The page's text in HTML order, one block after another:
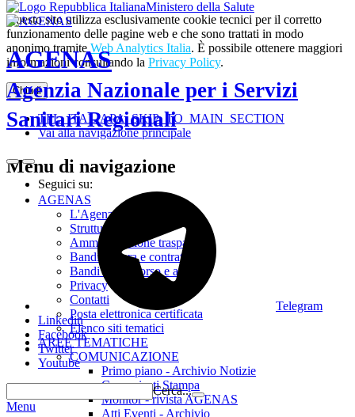
Questo sito utilizza esclusivamente cookie tecnici per il corretto
funzionamento delle pagine web e che sono trattati in modo
anonimo tramite Web Analytics Italia. È possibile ottenere maggiori
informazioni consultando la Privacy Policy.
Chiudi
TPL_ITALIAPA_SKIP_TO_MAIN_SECTION
Vai alla navigazione principale
Ministero della Salute
AGENAS
Agenzia Nazionale per i Servizi
Sanitari Regionali
Seguici su:
Telegram
Linkedin
Facebook
Twitter
Youtube
Cerca...
Menu
Menu di navigazione
AGENAS
L'Agenzia
Struttura
Amministrazione trasparente
Bandi di gara e contratti
Bandi di concorso e avvisi
Privacy
Contatti
Posta elettronica certificata
Elenco siti tematici
AREE TEMATICHE
COMUNICAZIONE
Primo piano - Archivio Notizie
Comunicati Stampa
Monitor - rivista AGENAS
Atti Eventi - Archivio